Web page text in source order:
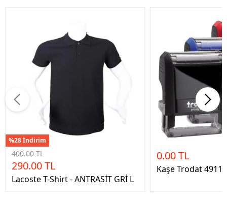
%28 İndirim
400.00 TL
290.00 TL
Lacoste T-Shirt - ANTRASİT GRİ L
0.00 TL
Kaşe Trodat 4911